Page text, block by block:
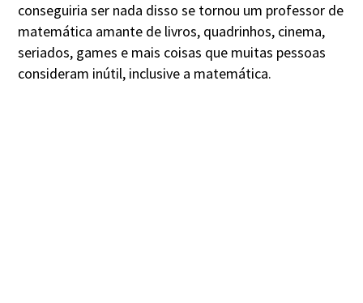
conseguiria ser nada disso se tornou um professor de
matemática amante de livros, quadrinhos, cinema,
seriados, games e mais coisas que muitas pessoas
consideram inútil, inclusive a matemática.